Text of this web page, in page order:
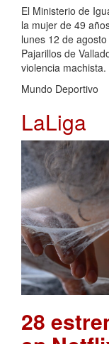
El Ministerio de
la mujer de 49
lunes 12 de
Pajarillos de
violencia machista.
Mundo Deportivo
LaLiga
28